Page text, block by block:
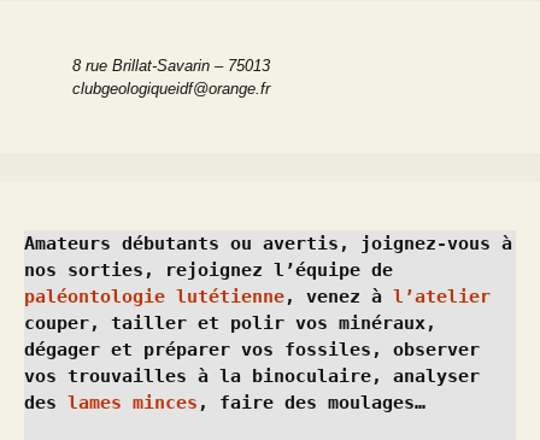
8 rue Brillat-Savarin – 75013
clubgeologiqueidf@orange.fr
Amateurs débutants ou avertis, joignez-vous à
paléontologie lutétienne, venez à l’atelier
couper, tailler et polir vos minéraux,
dégager et préparer vos fossiles, observer
vos trouvailles à la binoculaire, analyser
des lames minces , faire des moulages…